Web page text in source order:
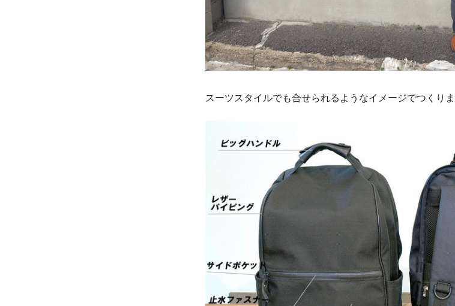
スーツスタイルでも合せられるようなイメージでつくりま